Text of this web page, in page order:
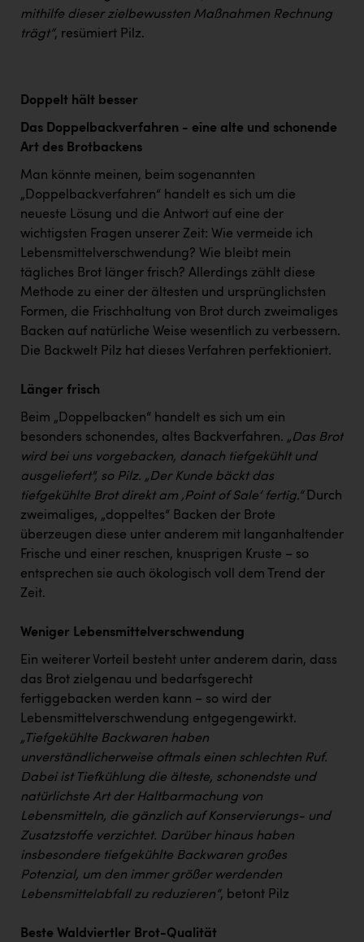
mithilfe dieser zielbewussten Maßnahmen Rechnung
trägt“, resümiert Pilz.
Doppelt hält besser
Das Doppelbackverfahren - eine alte und schonende
Art des Brotbackens
Man könnte meinen, beim sogenannten
„Doppelbackverfahren“ handelt es sich um die
neueste Lösung und die Antwort auf eine der
wichtigsten Fragen unserer Zeit: Wie vermeide ich
Lebensmittelverschwendung? Wie bleibt mein
tägliches Brot länger frisch? Allerdings zählt diese
Methode zu einer der ältesten und ursprünglichsten
Formen, die Frischhaltung von Brot durch zweimaliges
Backen auf natürliche Weise wesentlich zu verbessern.
Die Backwelt Pilz hat dieses Verfahren perfektioniert.
Länger frisch
Beim „Doppelbacken“ handelt es sich um ein
besonders schonendes, altes Backverfahren. „Das Brot
wird bei uns vorgebacken, danach tiefgekühlt und
ausgeliefert", so Pilz. „Der Kunde bäckt das
tiefgekühlte Brot direkt am ‚Point of Sale‘ fertig.“Durch
zweimaliges, „doppeltes“ Backen der Brote
überzeugen diese unter anderem mit langanhaltender
Frische und einer reschen, knusprigen Kruste – so
entsprechen sie auch ökologisch voll dem Trend der
Zeit.
Weniger Lebensmittelverschwendung
Ein weiterer Vorteil besteht unter anderem darin, dass
das Brot zielgenau und bedarfsgerecht
fertiggebacken werden kann – so wird der
Lebensmittelverschwendung entgegengewirkt.
„Tiefgekühlte Backwaren haben
unverständlicherweise oftmals einen schlechten Ruf.
Dabei ist Tiefkühlung die älteste, schonendste und
natürlichste Art der Haltbarmachung von
Lebensmitteln, die gänzlich auf Konservierungs- und
Zusatzstoffe verzichtet. Darüber hinaus haben
insbesondere tiefgekühlte Backwaren großes
Potenzial, um den immer größer werdenden
Lebensmittelabfall zu reduzieren“, betont Pilz
Beste Waldviertler Brot-Qualität